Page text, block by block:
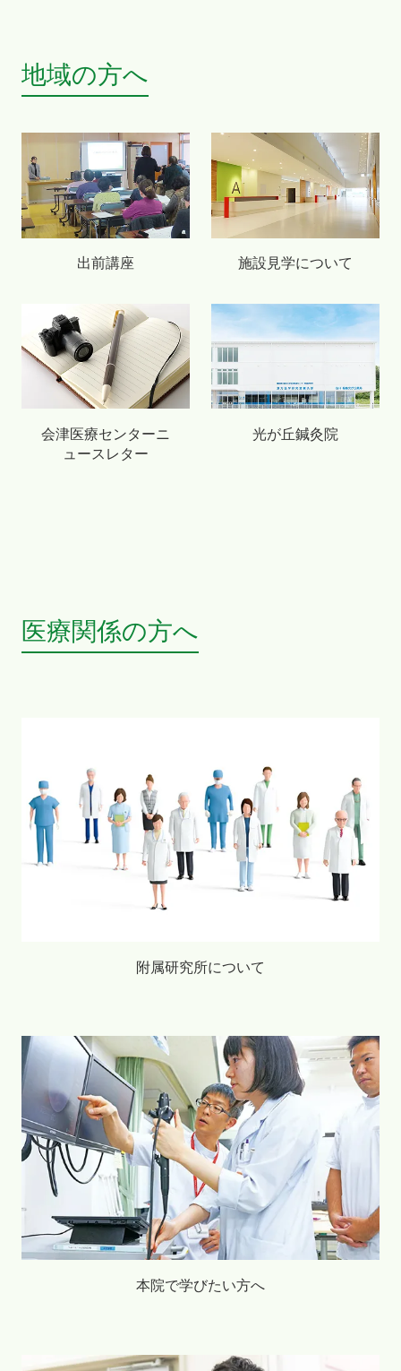
地域の方へ
出前講座 施設見学について
会津医療センターニ
ュースレター
光が丘鍼灸院
医療関係の方へ
附属研究所について
本院で学びたい方へ